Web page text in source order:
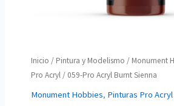
Inicio / Pintura y Modelismo / Monument
Pro Acryl / 059-Pro Acryl Burnt Sienna
Monument Hobbies, Pinturas Pro Acryl